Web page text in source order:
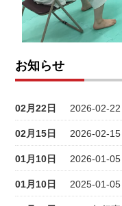
お知らせ
02月22日 2026-02-22
02月15日 2026-02-
01月10日 2026-01-
01月10日 2025-01-